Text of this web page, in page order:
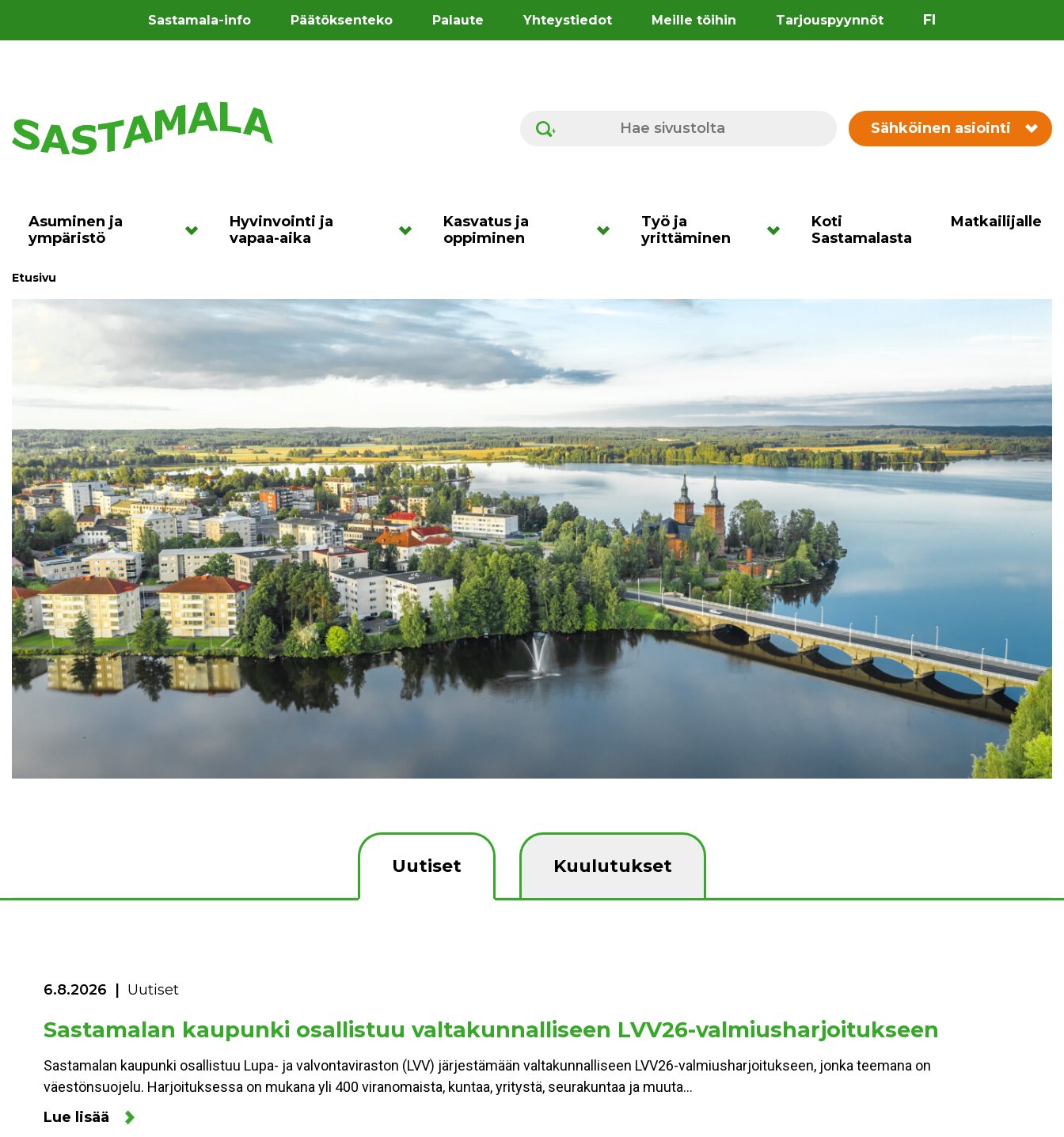
Sastamala-info Päätöksenteko Palaute Yhteystiedot Meille töihin Tarjouspyynnöt FI
Hae sivustolta Sähköinen asiointi
Asuminen ja
ympäristö
Hyvinvointi ja
vapaa-aika
Kasvatus ja
oppiminen
Työ ja
yrittäminen
Koti
Sastamalasta
Matkailijalle
Etusivu
Uutiset Kuulutukset
6.8.2026 Uutiset
Sastamalan kaupunki osallistuu valtakunnalliseen LVV26-valmiusharjoitukseen
Sastamalan kaupunki osallistuu Lupa- ja valvontaviraston (LVV) järjestämään valtakunnalliseen LVV26-valmiusharjoitukseen, jonka teemana on
väestönsuojelu. Harjoituksessa on mukana yli 400 viranomaista, kuntaa, yritystä, seurakuntaa ja muuta…
Lue lisää